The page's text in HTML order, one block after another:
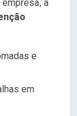
a
e
em